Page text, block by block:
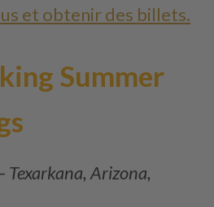
et obtenir des billets.
Summer
Arizona,